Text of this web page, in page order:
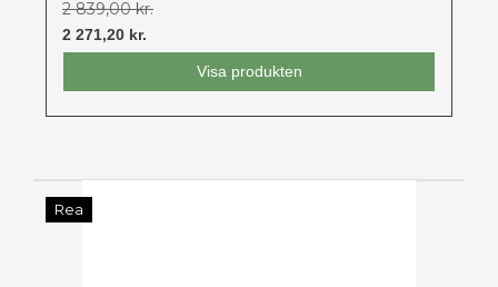
2 839,00 kr.
2 271,20 kr.
Visa produkten
Rea